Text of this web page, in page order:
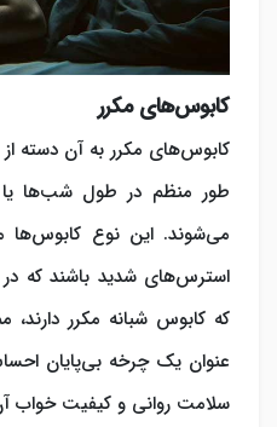
کابوس‌های مکرر
کابوس‌های مکرر به آن دسته
طور منظم در طول شب‌ها یا
می‌شوند. این نوع کابوس‌ها
استرس‌های شدید باشند که در
که کابوس‌ شبانه مکرر
عنوان یک چرخه‌ بی‌پایان
سلامت روانی و کیفیت خواب